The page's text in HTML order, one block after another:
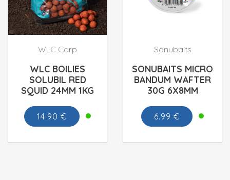
WLC Carp
WLC BOILIES
SOLUBIL RED
SQUID 24MM 1KG
14.90 €
Sonubaits
SONUBAITS MICRO
BANDUM WAFTER
30G 6X8MM
6.99 €